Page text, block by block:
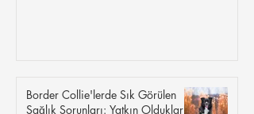
Border Collie'lerde Sık Görülen
Sağlık Sorunları: Yatkın Oldukları